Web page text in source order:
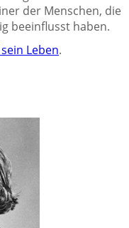
der Menschen, die
beeinflusst haben.
Leben.